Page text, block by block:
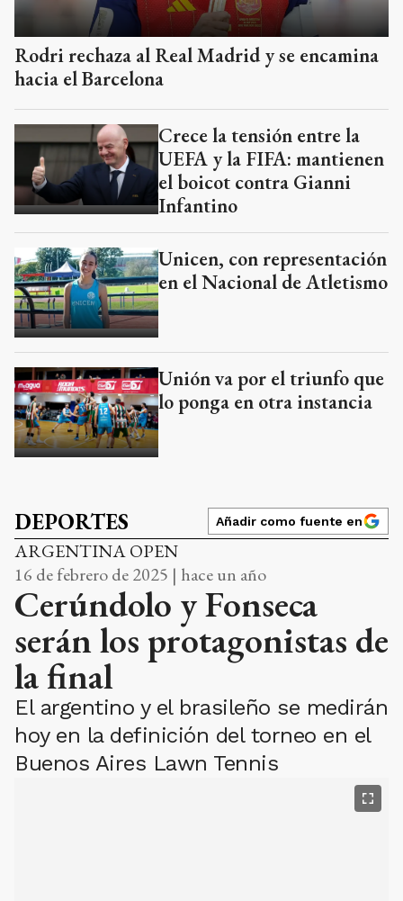
Rodri rechaza al Real Madrid y se encamina
hacia el Barcelona
Crece la tensión entre la
UEFA y la FIFA: mantienen
el boicot contra Gianni
Infantino
Unicen, con representación
en el Nacional de Atletismo
Unión va por el triunfo que
lo ponga en otra instancia
DEPORTES Añadir como fuente en
ARGENTINA OPEN
16 de febrero de 2025 | hace un año
Cerúndolo y Fonseca
serán los protagonistas de
la final
El argentino y el brasileño se medirán
hoy en la definición del torneo en el
Buenos Aires Lawn Tennis